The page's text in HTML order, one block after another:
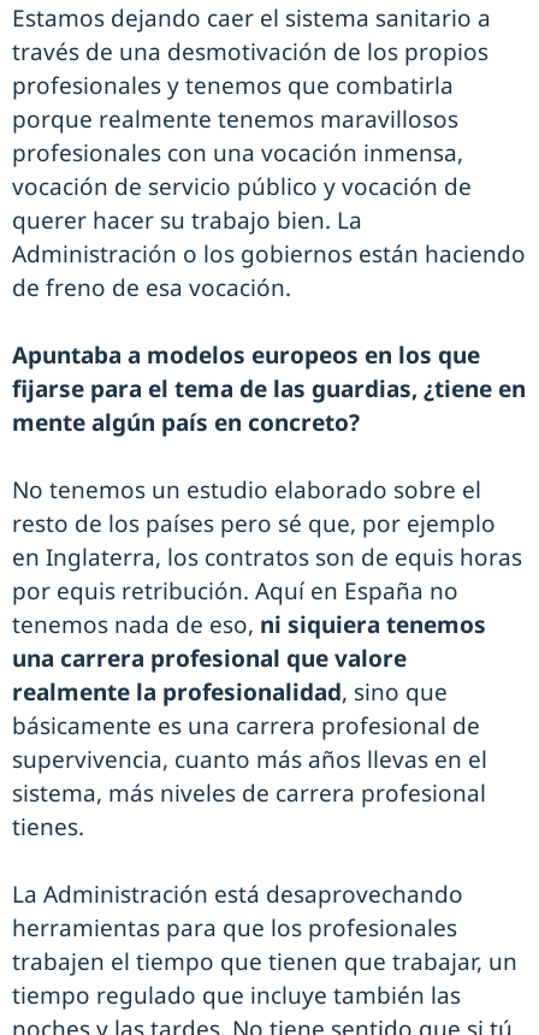
Estamos dejando caer el sistema sanitario a
través de una desmotivación de los propios
profesionales y tenemos que combatirla
porque realmente tenemos maravillosos
profesionales con una vocación inmensa,
vocación de servicio público y vocación de
querer hacer su trabajo bien. La
Administración o los gobiernos están haciendo
de freno de esa vocación.
Apuntaba a modelos europeos en los que
fijarse para el tema de las guardias, ¿tiene en
mente algún país en concreto?
No tenemos un estudio elaborado sobre el
resto de los países pero sé que, por ejemplo
en Inglaterra, los contratos son de equis horas
por equis retribución. Aquí en España no
tenemos nada de eso, ni siquiera tenemos
una carrera profesional que valore
realmente la profesionalidad, sino que
básicamente es una carrera profesional de
supervivencia, cuanto más años llevas en el
sistema, más niveles de carrera profesional
tienes.
La Administración está desaprovechando
herramientas para que los profesionales
trabajen el tiempo que tienen que trabajar, un
tiempo regulado que incluye también las
noches y las tardes. No tiene sentido que si tú